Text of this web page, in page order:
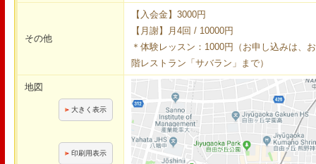
その他
【入会金】3000円
【月謝】月4回 / 10000円
＊体験レッスン：1000円（お申し込みは、
階レストラン「サバラン」まで）
地図
大きく表示
印刷用表示